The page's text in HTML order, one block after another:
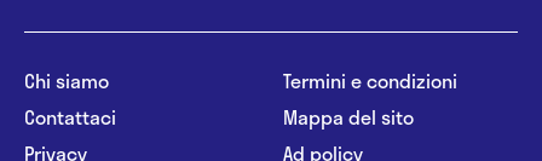
Chi siamo
Contattaci
Privacy
Termini e condizioni
Mappa del sito
Ad policy